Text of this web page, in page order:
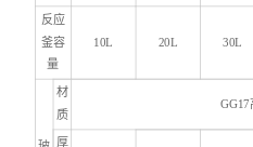
反应
釜容
量
10L 20L 30L
材
质
厚